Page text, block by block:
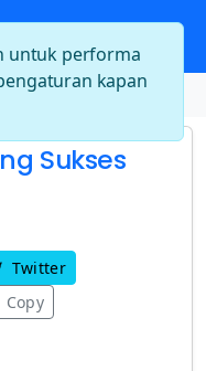
Energi
Sukses
Twitter
Copy
untuk performa
kapan